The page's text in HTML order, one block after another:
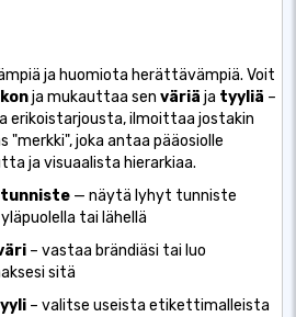
ja huomiota herättävämpiä. Voit
ja mukauttaa sen väriä ja tyyliä –
erikoistarjousta, ilmoittaa jostakin
joka antaa pääosiolle
ja visuaalista hierarkiaa.
tunniste — näytä lyhyt tunniste
tai lähellä
– vastaa brändiäsi tai luo
sitä
– valitse useista etikettimalleista